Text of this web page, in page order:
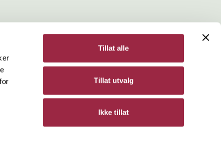
Tillat alle
Tillat utvalg
Ikke tillat
Bergene Holm